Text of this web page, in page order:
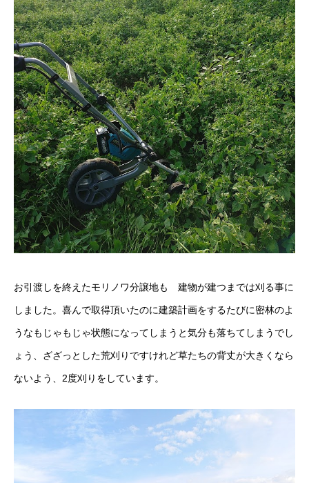
お引渡しを終えたモリノワ分譲地も 建物が建つまでは刈る事に
しました。喜んで取得頂いたのに建築計画をするたびに密林のよ
うなもじゃもじゃ状態になってしまうと気分も落ちてしまうでし
ょう、ざざっとした荒刈りですけれど草たちの背丈が大きくなら
ないよう、2度刈りをしています。